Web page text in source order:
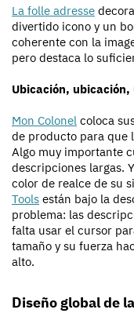
La folle adresse
divertido icono y un
coherente con la
pero destaca lo
Ubicación, ubicación,
Mon Colonel coloca
de producto para que
Algo muy importante
descripciones largas.
color de realce de su
Tools están bajo la
problema: las
falta usar el cursor
tamaño y su fuerza
alto.
Diseño global de